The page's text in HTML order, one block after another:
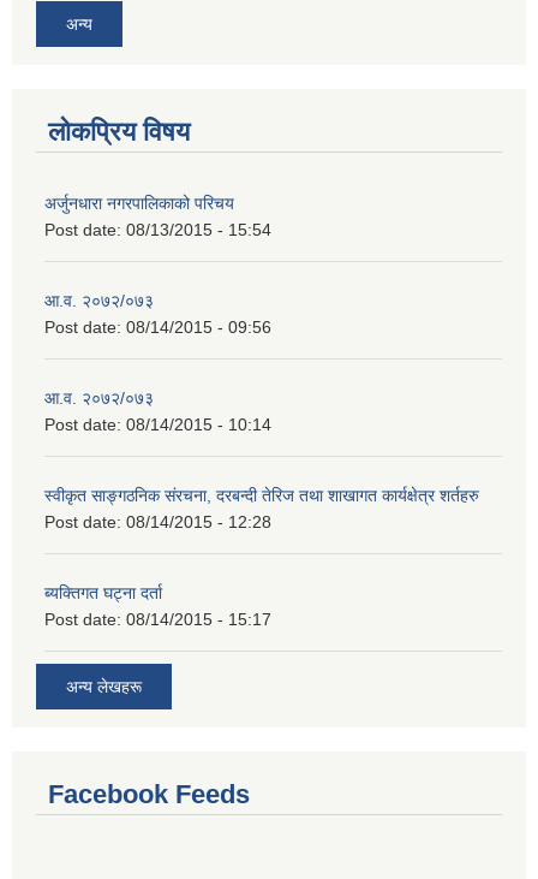
अन्य
लोकप्रिय विषय
अर्जुनधारा नगरपालिकाको परिचय
Post date: 08/13/2015 - 15:54
आ.व. २०७२/०७३
Post date: 08/14/2015 - 09:56
आ.व. २०७२/०७३
Post date: 08/14/2015 - 10:14
स्वीकृत साङ्गठनिक संरचना, दरबन्दी तेरिज तथा शाखागत कार्यक्षेत्र शर्तहरु
Post date: 08/14/2015 - 12:28
ब्यक्तिगत घट्ना दर्ता
Post date: 08/14/2015 - 15:17
अन्य लेखहरू
Facebook Feeds